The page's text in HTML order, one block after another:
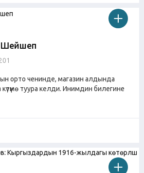
Шейшеп
орто ченинде, магазин алдында
күтүүмө туура келди. Инимдин билегине